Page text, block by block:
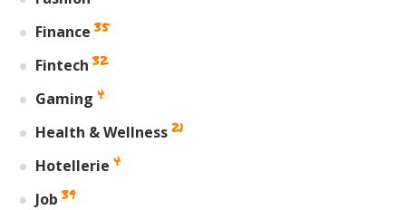
Finance 35
Fintech 32
Gaming 4
Health & Wellness 21
Hotellerie 4
Job 39